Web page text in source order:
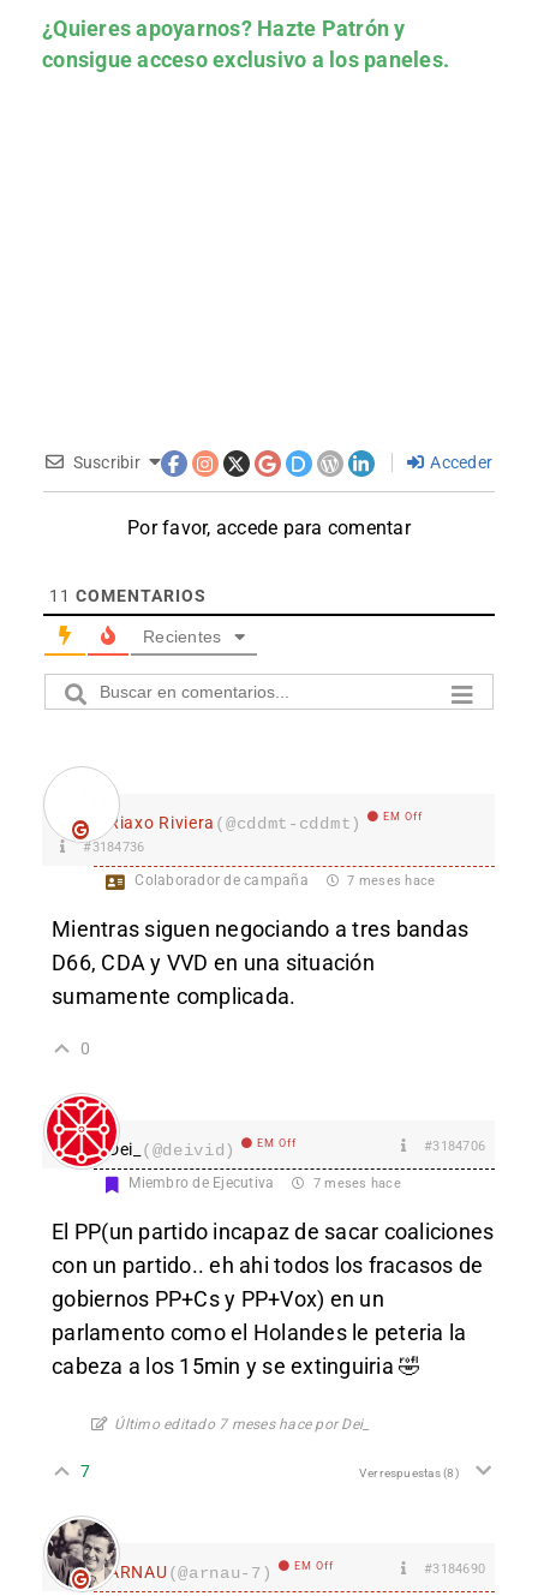
¿Quieres apoyarnos? Hazte Patróny
consigue acceso exclusivo a los paneles.
Suscribir Acceder
Por favor, accede para comentar
11 COMENTARIOS
Recientes
Riaxo Riviera (@cddmt-cddmt) EM Off
#3184736
Colaborador de campaña 7 meses hace
Mientras siguen negociando a tres bandas
D66, CDA y VVD en una situación
sumamente complicada.
0
Dei_ (@deivid) EM Off #3184706
Miembro de Ejecutiva 7 meses hace
El PP(un partido incapaz de sacar coaliciones
con un partido.. eh ahi todos los fracasos de
gobiernos PP+Cs y PP+Vox) en un
parlamento como el Holandes le peteria la
cabeza a los 15min y se extinguiria 🤣
Último editado 7 meses hace por Dei_
7 Ver respuestas(8)
ARNAU(@arnau-7) EM Off #3184690